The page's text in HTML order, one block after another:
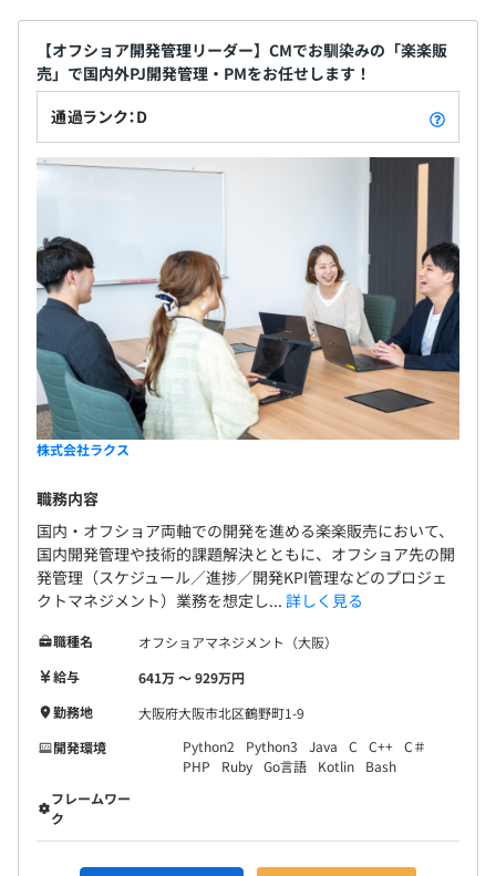
管理職／マネジメント系リーダー／技術スペシャリスト系
リーダー／開発メンバー
《役割の例》
・プロジェクトマネジャー
・プロダクトマネジャー
・フロントエンドエンジニア
・他に他部署となるデザイナー、インフラエンジニア、プ
ロダクトマーケティングマネジャー、カスタマーサポート
などと連携します。
◆マネジメント系とスペシャリスト系で業務を分担してい
ます！
マネジメント系：PM／PdM業務（進捗管理、リソース管
理、メンバー育成、改善活動など）
スペシャリスト系：開発技術リードや技術育成、技術発信
など
【オフショア開発管理リーダー】CMでお馴染みの「楽楽販
売」で国内外PJ開発管理・PMをお任せします！
通過ランク：D
株式会社ラクス
職務内容
国内・オフショア両軸での開発を進める楽楽販売において、
国内開発管理や技術的課題解決とともに、オフショア先の開
発管理（スケジュール／進捗／開発KPI管理などのプロジェ
クトマネジメント）業務を想定し... 詳しく見る
職種名
オフショアマネジメント（大阪）
給与
641万 〜 929万円
勤務地
大阪府大阪市北区鶴野町1-9
開発環境
Python2 Python3 Java C C++ C＃
PHP
Ruby Go言語 Kotlin
Bash
フレームワー
ク